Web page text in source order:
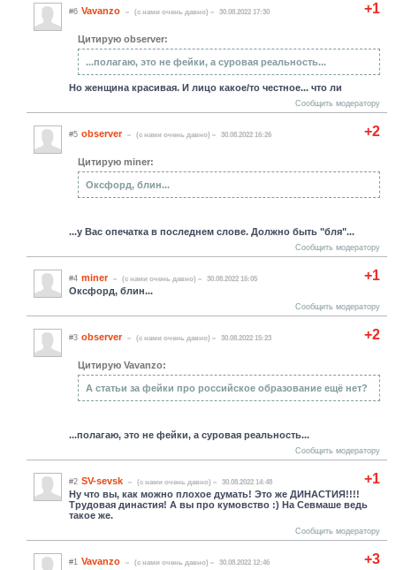
+1
#6 Vavanzo (c нами очень давно) 30.08.2022 17:30
Цитирую observer:
...полагаю, это не фейки, а суровая реальность...
Но женщина красивая. И лицо какое/то честное... что ли
Сообщить модератору
+2
#5 observer (c нами очень давно) 30.08.2022 16:26
Цитирую miner:
Оксфорд, блин...
...у Вас опечатка в последнем слове. Должно быть "бля"...
Сообщить модератору
+1
#4 miner (c нами очень давно) 30.08.2022 16:05
Оксфорд, блин...
Сообщить модератору
+2
#3 observer (c нами очень давно) 30.08.2022 15:23
Цитирую Vavanzo:
А статьи за фейки про российское образование ещё нет?
...полагаю, это не фейки, а суровая реальность...
Сообщить модератору
+1
#2 SV-sevsk (c нами очень давно) 30.08.2022 14:48
Ну что вы, как можно плохое думать! Это же ДИНАСТИЯ!!!!
Трудовая династия! А вы про кумовство :) На Севмаше ведь
такое же.
Сообщить модератору
+3
#1 Vavanzo (c нами очень давно) 30.08.2022 12:46